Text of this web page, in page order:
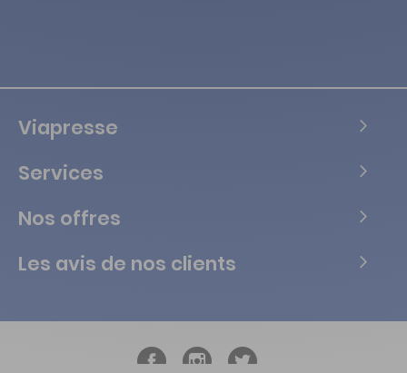
Viapresse
Services
Nos offres
Les avis de nos clients